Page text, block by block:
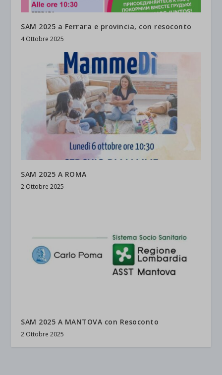
SAM 2025 a Ferrara e provincia, con resoconto
4 Ottobre 2025
SAM 2025 A ROMA
2 Ottobre 2025
SAM 2025 A MANTOVA con Resoconto
2 Ottobre 2025